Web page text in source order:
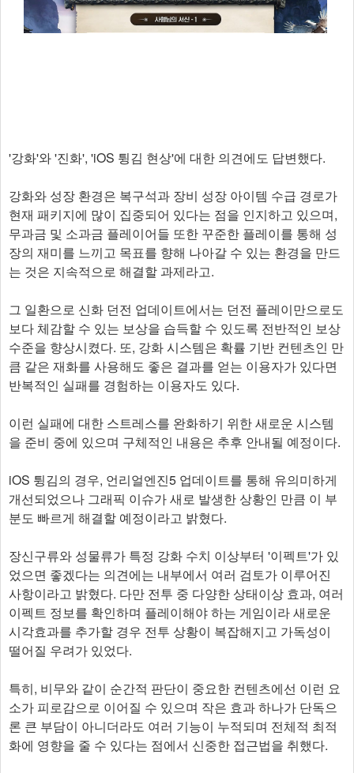
'강화'와 '진화', 'iOS 튕김 현상'에 대한 의견에도 답변했다.
강화와 성장 환경은 복구석과 장비 성장 아이템 수급 경로가
현재 패키지에 많이 집중되어 있다는 점을 인지하고 있으며,
무과금 및 소과금 플레이어들 또한 꾸준한 플레이를 통해 성
장의 재미를 느끼고 목표를 향해 나아갈 수 있는 환경을 만드
는 것은 지속적으로 해결할 과제라고.
그 일환으로 신화 던전 업데이트에서는 던전 플레이만으로도
보다 체감할 수 있는 보상을 습득할 수 있도록 전반적인 보상
수준을 향상시켰다. 또, 강화 시스템은 확률 기반 컨텐츠인 만
큼 같은 재화를 사용해도 좋은 결과를 얻는 이용자가 있다면
반복적인 실패를 경험하는 이용자도 있다.
이런 실패에 대한 스트레스를 완화하기 위한 새로운 시스템
을 준비 중에 있으며 구체적인 내용은 추후 안내될 예정이다.
iOS 튕김의 경우, 언리얼엔진5 업데이트를 통해 유의미하게
개선되었으나 그래픽 이슈가 새로 발생한 상황인 만큼 이 부
분도 빠르게 해결할 예정이라고 밝혔다.
장신구류와 성물류가 특정 강화 수치 이상부터 '이펙트'가 있
었으면 좋겠다는 의견에는 내부에서 여러 검토가 이루어진
사항이라고 밝혔다. 다만 전투 중 다양한 상태이상 효과, 여러
이펙트 정보를 확인하며 플레이해야 하는 게임이라 새로운
시각효과를 추가할 경우 전투 상황이 복잡해지고 가독성이
떨어질 우려가 있었다.
특히, 비무와 같이 순간적 판단이 중요한 컨텐츠에선 이런 요
소가 피로감으로 이어질 수 있으며 작은 효과 하나가 단독으
론 큰 부담이 아니더라도 여러 기능이 누적되며 전체적 최적
화에 영향을 줄 수 있다는 점에서 신중한 접근법을 취했다.